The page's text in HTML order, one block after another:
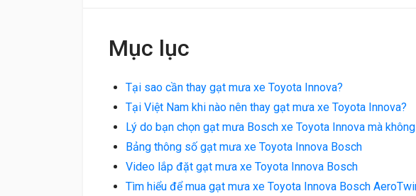
Mục lục
Tại sao cần thay gạt mưa xe Toyota Innova?
Tại Việt Nam khi nào nên thay gạt mưa xe Toyota Innova?
Lý do bạn chọn gạt mưa Bosch xe Toyota Innova mà
Bảng thông số gạt mưa xe Toyota Innova Bosch
Video lắp đặt gạt mưa xe Toyota Innova Bosch
Tìm hiểu để mua gạt mưa xe Toyota Innova Bosch